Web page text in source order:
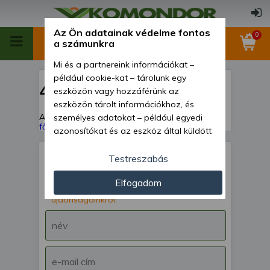
0
404
A keresett oldal nem található!Vissza a
főoldalra
IRATKOZZ FEL hírlevelünkre!
Értesülj akcióinkról,
újdonságainkról.
Az Ön adatainak védelme fontos
a számunkra
Mi és a partnereink információkat –
például cookie-kat – tárolunk egy
eszközön vagy hozzáférünk az
eszközön tárolt információkhoz, és
személyes adatokat – például egyedi
azonosítókat és az eszköz által küldött
személyre szabott hirdetések és
tartalom nyújtásához, hirdetés- és
tartalomméréshez, nézettségi adatok
gyűjtéséhez, valamint termékek
kifejlesztéséhez és a termékek
javításához. Az Ön engedélyével mi és a
módszerrel szerzett pontos geolokációs
adatokat és azonosítási információkat
Testreszabás
Elfogadom